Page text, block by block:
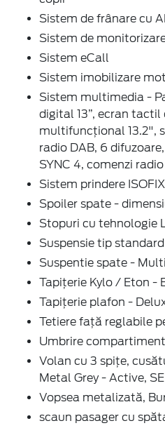
Sistem de frânare cu
Sistem de
Sistem eCall
Sistem imobilizare
Sistem multimedia -
digital 13”, ecran tactil
multifuncțional 13.2",
radio DAB, 6
SYNC 4, comenzi
Sistem prindere ISOFIX
Spoiler spate -
Stopuri cu tehnologie
Suspensie tip standard
Suspentie spate -
Tapițerie Kylo / Eton -
Tapițerie plafon -
Tetiere față reglabile
Umbrire
Volan cu 3 spițe,
Metal Grey - Active, SE
Vopsea metalizată,
scaun pasager cu